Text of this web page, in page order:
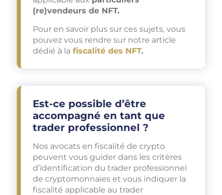
(re)vendeurs de NFT.
Pour en savoir plus sur ces sujets, vous
pouvez vous rendre sur notre article
dédié à la fiscalité des NFT.
Est-ce possible d’être
accompagné en tant que
trader professionnel ?
Nos avocats en fiscalité de crypto
peuvent vous guider dans les critères
d’identification du trader professionnel
de cryptomonnaies et vous indiquer la
fiscalité applicable au trader